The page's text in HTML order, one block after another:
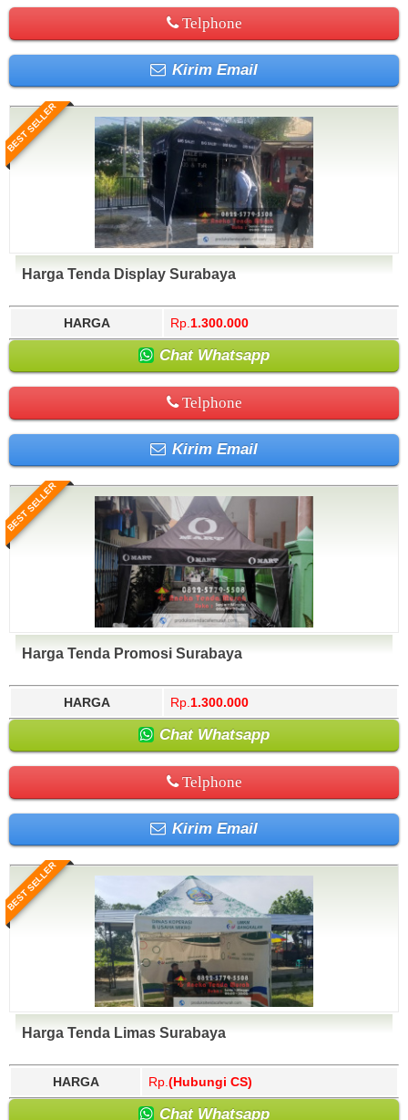
Telphone
Kirim Email
BEST SELLER
Harga Tenda Display Surabaya
HARGA Rp. 1.300.000
Chat Whatsapp
Telphone
Kirim Email
BEST SELLER
Harga Tenda Promosi Surabaya
HARGA Rp. 1.300.000
Chat Whatsapp
Telphone
Kirim Email
BEST SELLER
Harga Tenda Limas Surabaya
HARGA Rp. (Hubungi CS)
Chat Whatsapp